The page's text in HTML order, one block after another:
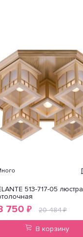
513-717-05 люстра
750 ₽ 20 484₽
В корзину